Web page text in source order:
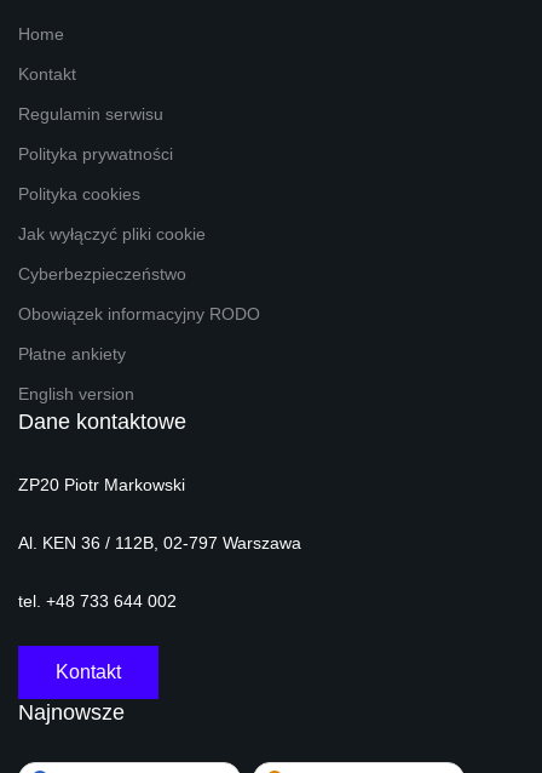
Home
Kontakt
Regulamin serwisu
Polityka prywatności
Polityka cookies
Jak wyłączyć pliki cookie
Cyberbezpieczeństwo
Obowiązek informacyjny RODO
Płatne ankiety
English version
Dane kontaktowe
ZP20 Piotr Markowski
Al. KEN 36 / 112B, 02-797 Warszawa
tel. +48 733 644 002
Kontakt
Najnowsze